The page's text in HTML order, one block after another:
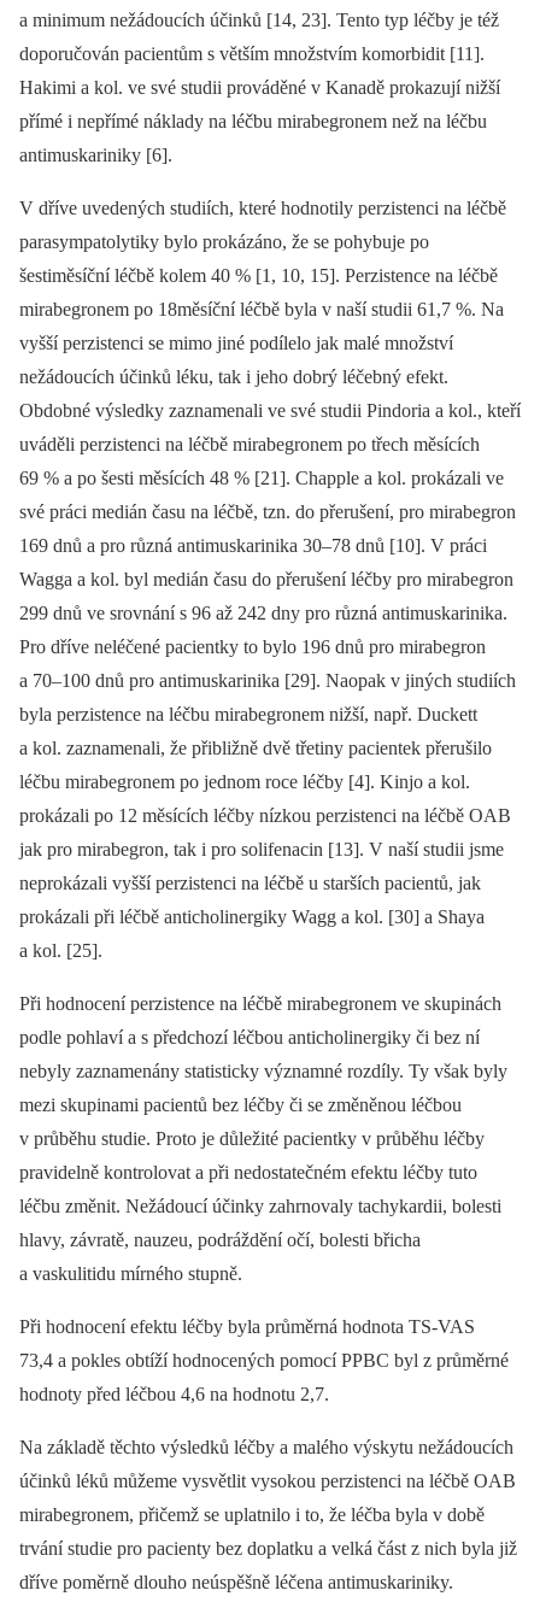
a minimum nežádoucích účinků [14, 23]. Tento typ léčby je též
doporučován pacientům s větším množstvím komorbidit [11].
Hakimi a kol. ve své studii prováděné v Kanadě prokazují nižší
přímé i nepřímé náklady na léčbu mirabegronem než na léčbu
antimuskariniky [6].
V dříve uvedených studiích, které hodnotily perzistenci na léčbě
parasympatolytiky bylo prokázáno, že se pohybuje po
šestiměsíční léčbě kolem 40 % [1, 10, 15]. Perzistence na léčbě
mirabegronem po 18měsíční léčbě byla v naší studii 61,7 %. Na
vyšší perzistenci se mimo jiné podílelo jak malé množství
nežádoucích účinků léku, tak i jeho dobrý léčebný efekt.
Obdobné výsledky zaznamenali ve své studii Pindoria a kol., kteří
uváděli perzistenci na léčbě mirabegronem po třech měsících
69 % a po šesti měsících 48 % [21]. Chapple a kol. prokázali ve
své práci medián času na léčbě, tzn. do přerušení, pro mirabegron
169 dnů a pro různá antimuskarinika 30–78 dnů [10]. V práci
Wagga a kol. byl medián času do přerušení léčby pro mirabegron
299 dnů ve srovnání s 96 až 242 dny pro různá antimuskarinika.
Pro dříve neléčené pa­cientky to bylo 196 dnů pro mirabegron
a 70–100 dnů pro antimuskarinika [29]. Naopak v jiných studiích
byla perzistence na léčbu mirabegronem nižší, např. Duckett
a kol. zaznamenali, že přibližně dvě třetiny pacientek přerušilo
léčbu mirabegronem po jednom roce léčby [4]. Kinjo a kol.
prokázali po 12 měsících léčby nízkou perzistenci na léčbě OAB
jak pro mirabegron, tak i pro solifenacin [13]. V naší studii jsme
neprokázali vyšší perzistenci na léčbě u starších pacientů, jak
prokázali při léčbě anticholinergiky Wagg a kol. [30] a Shaya
a kol. [25].
Při hodnocení perzistence na léčbě mirabegronem ve skupinách
podle pohlaví a s předchozí léčbou anticholinergiky či bez ní
nebyly zaznamenány statisticky významné rozdíly. Ty však byly
mezi skupinami pacientů bez léčby či se změněnou léčbou
v průběhu studie. Proto je důležité pacientky v průběhu léčby
pravidelně kontrolovat a při nedostatečném efektu léčby tuto
léčbu změnit. Nežádoucí účinky zahrnovaly tachykardii, bolesti
hlavy, závratě, nauzeu, podráždění očí, bolesti břicha
a vaskulitidu mírného stupně.
Při hodnocení efektu léčby byla průměrná hodnota TS-VAS
73,4 a pokles obtíží hodnocených pomocí PPBC byl z průměrné
hodnoty před léčbou 4,6 na hodnotu 2,7.
Na základě těchto výsledků léčby a malého výskytu nežádoucích
účinků léků můžeme vysvětlit vysokou perzistenci na léčbě OAB
mirabegronem, přičemž se uplatnilo i to, že léčba byla v době
trvání studie pro pacienty bez doplatku a velká část z nich byla již
dříve poměrně dlouho neúspěšně léčena antimuskariniky.